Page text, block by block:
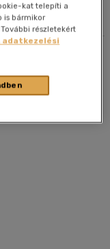
kat telepíti a
is bármikor
részletekért
adatkezelési